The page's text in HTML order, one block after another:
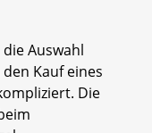
Auswahl
Kauf eines
Die